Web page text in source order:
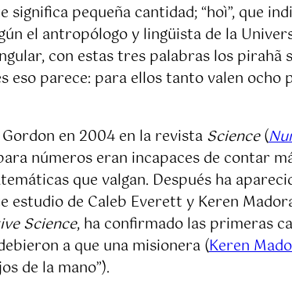
pequeña cantidad; “hoì”, que
el antropólogo y lingüista de la
con estas tres palabras los
eso parece: para ellos tanto valen ocho
en 2004 en la revista Science(
números eran incapaces de contar
que valgan. Después ha
estudio de Caleb Everett y Keren
Science, ha confirmado las primeras
a que una misionera (Keren
de la mano”).